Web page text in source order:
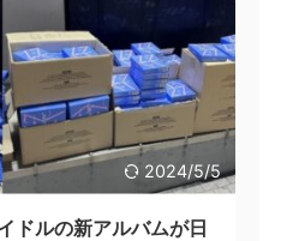
2024/5/5
ドルの新アルバムが日